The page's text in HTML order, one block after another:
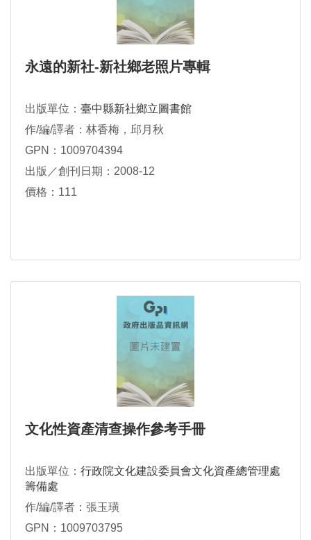
永遠的新社-新社鄉老照片專輯
出版單位： 臺中縣新社鄉立圖書館
作/編/譯者：林香梅，邱月秋
GPN：1009704394
出版／創刊日期：2008-12
價格：111
文化性資產清查操作參考手冊
出版單位： 行政院文化建設委員會文化資產總管理處
籌備處
作/編/譯者：張玉璜
GPN：1009703795